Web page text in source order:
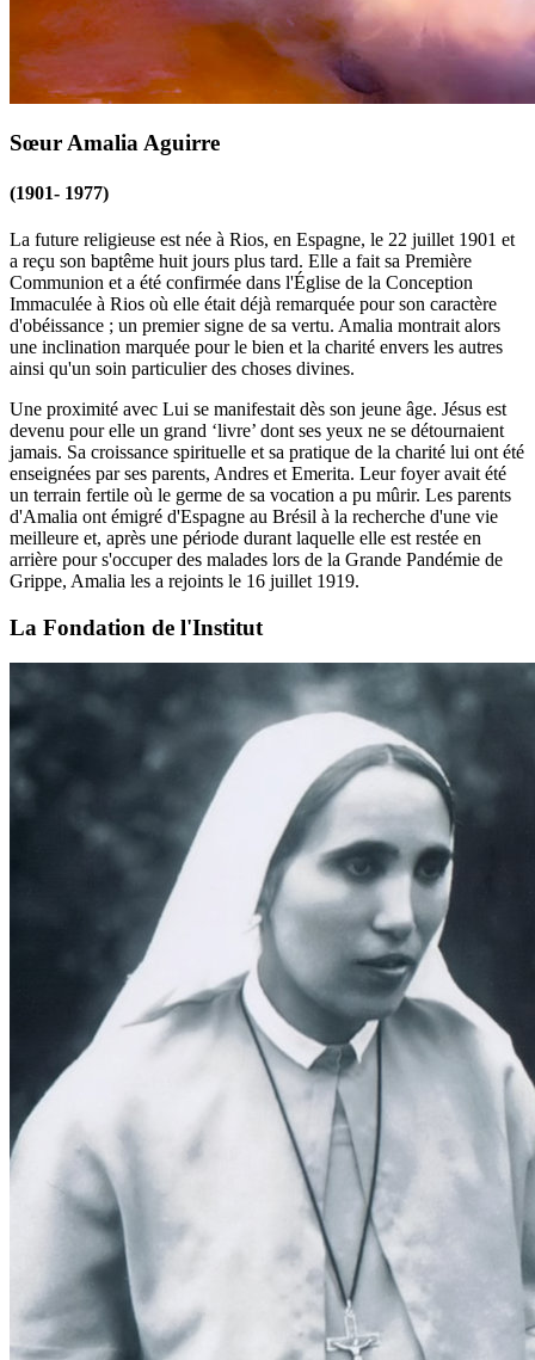
Sœur Amalia Aguirre
(1901- 1977)
La future religieuse est née à Rios, en Espagne, le 22 juillet 1901 et
a reçu son baptême huit jours plus tard. Elle a fait sa Première
Communion et a été confirmée dans l'Église de la Conception
Immaculée à Rios où elle était déjà remarquée pour son caractère
d'obéissance ; un premier signe de sa vertu. Amalia montrait alors
une inclination marquée pour le bien et la charité envers les autres
ainsi qu'un soin particulier des choses divines.
Une proximité avec Lui se manifestait dès son jeune âge. Jésus est
devenu pour elle un grand ‘livre’ dont ses yeux ne se détournaient
jamais. Sa croissance spirituelle et sa pratique de la charité lui ont été
enseignées par ses parents, Andres et Emerita. Leur foyer avait été
un terrain fertile où le germe de sa vocation a pu mûrir. Les parents
d'Amalia ont émigré d'Espagne au Brésil à la recherche d'une vie
meilleure et, après une période durant laquelle elle est restée en
arrière pour s'occuper des malades lors de la Grande Pandémie de
Grippe, Amalia les a rejoints le 16 juillet 1919.
La Fondation de l'Institut